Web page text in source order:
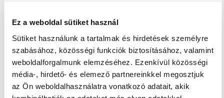
Ez a weboldal sütiket használ
Sütiket használunk a tartalmak és hirdetések személyre
szabásához, közösségi funkciók biztosításához, valamint
weboldalforgalmunk elemzéséhez. Ezenkívül közösségi
média-, hirdető- és elemező partnereinkkel megosztjuk
az Ön weboldalhasználatra vonatkozó adatait, akik
az oroszok elfogták, a szibériai út elől is szökni kényszerült.
olvassa el a Karnevál hatodik könyvét. A háború utolsó
napjaiban óbudai, remetehegyi lakását egy bomba
romhalmazzá változtatta.
1945-ben tevékenyen kapcsolódott be a megújuló szellemi
életbe, előadássorozatokat tartott, Jacob Böhmét fordított,